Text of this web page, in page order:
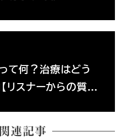
て何？治療はどう
リスナーからの質…
関連記事